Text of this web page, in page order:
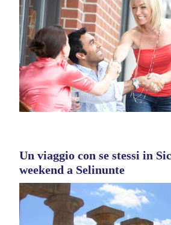
Un viaggio con se stessi in
weekend a Selinunte